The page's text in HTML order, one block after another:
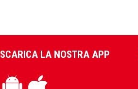
SCARICA LA NOSTRA APP